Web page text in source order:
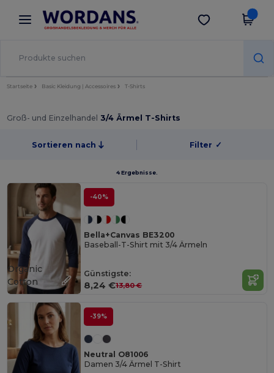
× Wordans App
Bessere Preise in der App!
App holen
Startseite Basic Kleidung | Accessoires T-Shirts
Groß- und Einzelhandel 3/4 Ärmel T-Shirts
Sortieren nach Filter ✓
4 Ergebnisse.
-40%
Bella+Canvas BE3200
Baseball-T-Shirt mit 3/4 Ärmeln
Günstigste:
8,24 €13,80 €
Organic
Cotton
-39%
Neutral O81006
Damen 3/4 Ärmel T-Shirt